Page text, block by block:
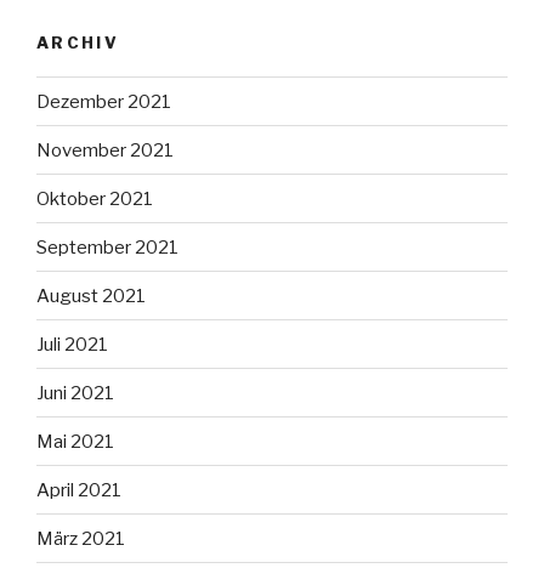
ARCHIV
Dezember 2021
November 2021
Oktober 2021
September 2021
August 2021
Juli 2021
Juni 2021
Mai 2021
April 2021
März 2021